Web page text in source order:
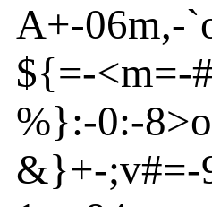
A+-06m,-
${=-<m=-#
%}:-0:-8>o
&}+-;v#=-